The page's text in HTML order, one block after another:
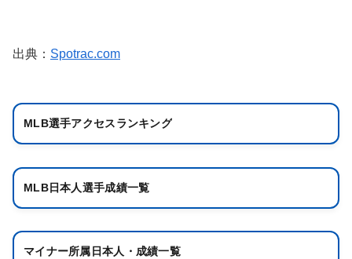
出典： Spotrac.com
MLB選手アクセスランキング
MLB日本人選手成績一覧
マイナー所属日本人・成績一覧